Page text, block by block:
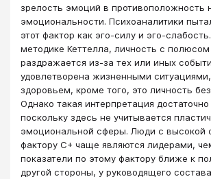
зрелость эмоций в противоположность
эмоциональности. Психоаналитики
этот фактор как эго-силу и эго-
методике Кеттелла, личность с
раздражается из-за тех или иных
удовлетворена жизненными
здоровьем, кроме того, это личность
Однако такая интерпретация
поскольку здесь не учитывается
эмоциональной сферы. Люди с высокой
фактору C+ чаще являются лидерами,
показатели по этому фактору ближе к
другой стороны, у руководящего